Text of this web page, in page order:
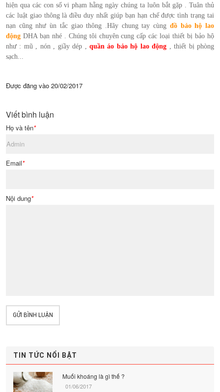
hiện qua các con số vi phạm hằng ngày chúng ta luôn bắt gặp . Tuân thủ
các luật giao thông là điều duy nhất giúp bạn hạn chế được tình trạng tai
nạn cũng như ùn tắc giao thông .Hãy chung tay cùng đồ bảo hộ lao
động DHA bạn nhé . Chúng tôi chuyên cung cấp các loại thiết bị bảo hộ
như : mũ , nón , giầy dép , quần áo bảo hộ lao động , thiết bị phòng
sạch...
Được đăng vào 20/02/2017
Viết bình luận
Họ và tên*
Email*
Nội dung*
GỬI BÌNH LUẬN
TIN TỨC NỔI BẬT
Muối khoáng là gì thế ?
01/06/2017